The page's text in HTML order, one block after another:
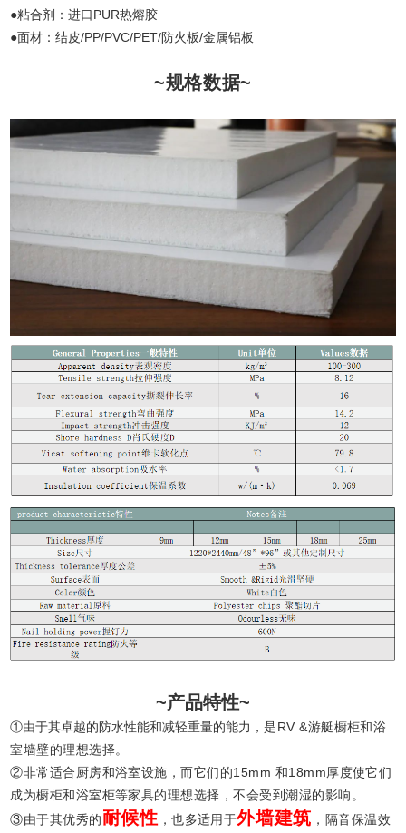
●粘合剂：进口PUR热熔胶
●面材：结皮/PP/PVC/PET/防火板/金属铝板
~规格数据~
~产品特性~
①由于其卓越的防水性能和减轻重量的能力，是RV &游艇橱柜和浴
室墙壁的理想选择。
②非常适合厨房和浴室设施，而它们的15mm 和18mm厚度使它们
成为橱柜和浴室柜等家具的理想选择，不会受到潮湿的影响。
③由于其优秀的耐候性 ，也多适用于外墙建筑 ，隔音保温效